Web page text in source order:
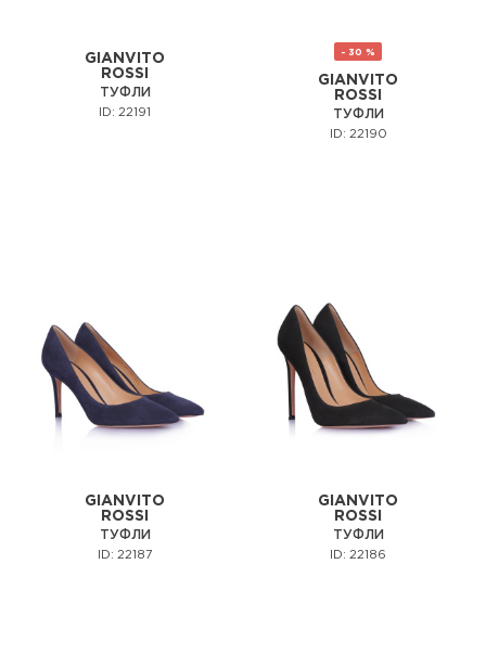
GIANVITO
ROSSI
ТУФЛИ
ID: 22191
- 30 %
GIANVITO
ROSSI
ТУФЛИ
ID: 22190
GIANVITO
ROSSI
ТУФЛИ
ID: 22187
GIANVITO
ROSSI
ТУФЛИ
ID: 22186